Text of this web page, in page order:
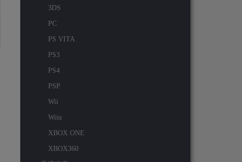
3DS
PC
PS VITA
PS3
PS4
PSP
Wii
Wiiu
XBOX ONE
XBOX360